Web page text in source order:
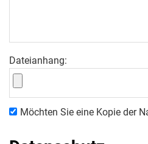
Dateianhang:
Möchten Sie eine Kopie der